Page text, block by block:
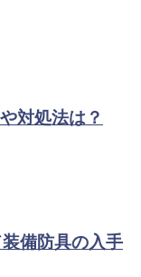
対処法は？
備防具の入手